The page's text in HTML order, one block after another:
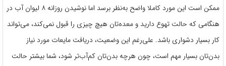
ممکن است این مورد کاملا واضح به‌نظر برسد اما نوشیدن روزانه ۸ لیوان آب در
هنگامی که حالت تهوع دارید و معده‌تان هیچ چیزی را قبول نمی‌کند، می‌تواند
کار بسیار دشواری باشد. علی‌رغم این وضعیت، دریافت مایعات مورد نیاز
بدن‌تان بسیار مهم است، چون هرچه بدن‌تان کم‌آب‌تر شود، شما بیشتر حالت